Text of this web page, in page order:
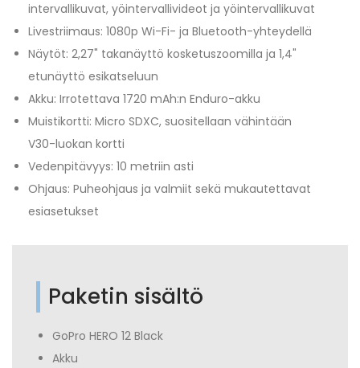
intervallikuvat, yöintervallivideot ja yöintervallikuvat
Livestriimaus: 1080p Wi-Fi- ja Bluetooth-yhteydellä
Näytöt: 2,27" takanäyttö kosketuszoomilla ja 1,4"
etunäyttö esikatseluun
Akku: Irrotettava 1720 mAh:n Enduro-akku
Muistikortti: Micro SDXC, suositellaan vähintään
V30-luokan kortti
Vedenpitävyys: 10 metriin asti
Ohjaus: Puheohjaus ja valmiit sekä mukautettavat
esiasetukset
Paketin sisältö
GoPro HERO 12 Black
Akku